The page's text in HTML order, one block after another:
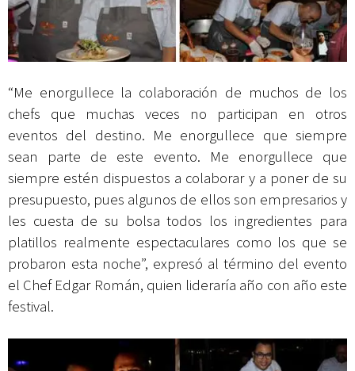
“Me enorgullece la colaboración de muchos de los
chefs que muchas veces no participan en otros
eventos del destino. Me enorgullece que siempre
sean parte de este evento. Me enorgullece que
siempre estén dispuestos a colaborar y a poner de su
presupuesto, pues algunos de ellos son empresarios y
les cuesta de su bolsa todos los ingredientes para
platillos realmente espectaculares como los que se
probaron esta noche”, expresó al término del evento
el Chef Edgar Román, quien lideraría año con año este
festival.